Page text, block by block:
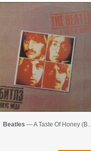
Beatles — A Taste Of Honey